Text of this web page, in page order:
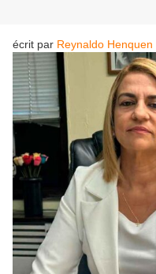
écrit par Reynaldo Henquen